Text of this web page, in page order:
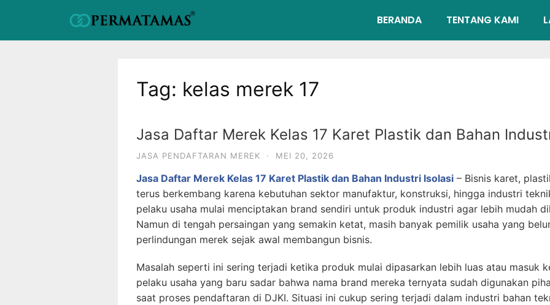
BERANDA TENTANG KAMI
Tag: kelas merek 17
Jasa Daftar Merek Kelas 17 Karet Plastik dan Bahan
JASA PENDAFTARAN MEREK · MEI 20, 2026
Jasa Daftar Merek Kelas 17 Karet Plastik dan Bahan Industri Isolasi – Bisnis karet,
terus berkembang karena kebutuhan sektor manufaktur, konstruksi, hingga industri
pelaku usaha mulai menciptakan brand sendiri untuk produk industri agar lebih mudah
Namun di tengah persaingan yang semakin ketat, masih banyak pemilik usaha yang
perlindungan merek sejak awal membangun bisnis.
Masalah seperti ini sering terjadi ketika produk mulai dipasarkan lebih luas atau masuk
pelaku usaha yang baru sadar bahwa nama brand mereka ternyata sudah digunakan
saat proses pendaftaran di DJKI. Situasi ini cukup sering terjadi dalam industri bahan